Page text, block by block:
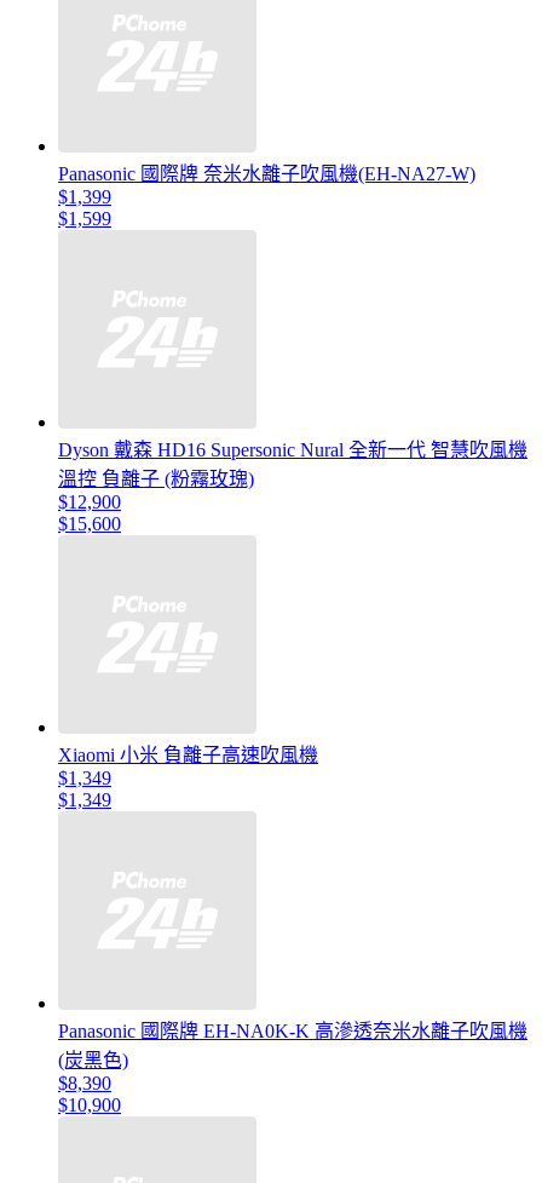
Panasonic 國際牌 奈米水離子吹風機(EH-NA27-W)
$1,399
$1,599
Dyson 戴森 HD16 Supersonic Nural 全新一代 智慧吹風機
溫控 負離子 (粉霧玫瑰)
$12,900
$15,600
Xiaomi 小米 負離子高速吹風機
$1,349
$1,349
Panasonic 國際牌 EH-NA0K-K 高滲透奈米水離子吹風機
(炭黑色)
$8,390
$10,900